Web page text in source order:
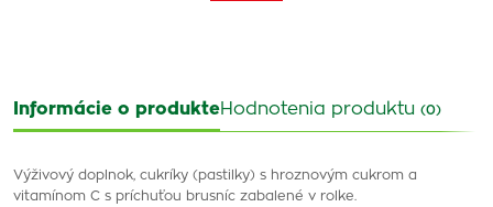
Informácie o produkteHodnotenia produktu (0)
Výživový doplnok, cukríky (pastilky) s hroznovým cukrom a
vitamínom C s príchuťou brusníc zabalené v rolke.